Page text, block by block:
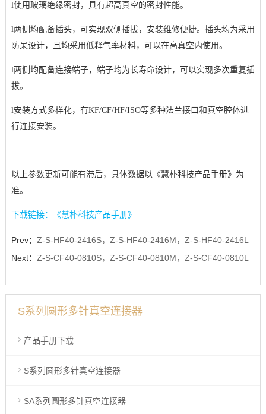
l使用玻璃绝缘密封，具有超高真空的密封性能。
l两侧均配备插头，可实现双侧插拔，安装维修便捷。插头均为采用
防呆设计，且均采用低释气率材料，可以在高真空内使用。
l两侧均配备连接端子，端子均为长寿命设计，可以实现多次重复插
拔。
l安装方式多样化，有KF/CF/HF/ISO等多种法兰接口和真空腔体进
行连接安装。
以上参数更新可能有滞后，具体数据以《慧朴科技产品手册》为
准。
下载链接：《慧朴科技产品手册》
Prev： Z-S-HF40-2416S，Z-S-HF40-2416M，Z-S-HF40-2416L
Next： Z-S-CF40-0810S，Z-S-CF40-0810M，Z-S-CF40-0810L
S系列圆形多针真空连接器
产品手册下载
S系列圆形多针真空连接器
SA系列圆形多针真空连接器